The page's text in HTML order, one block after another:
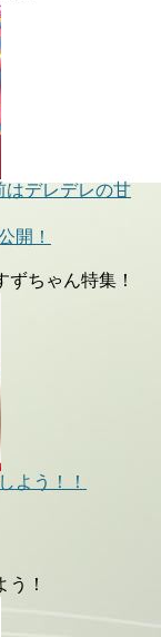
はデレデレの甘
開！
ちゃん特集！
よう！！
！